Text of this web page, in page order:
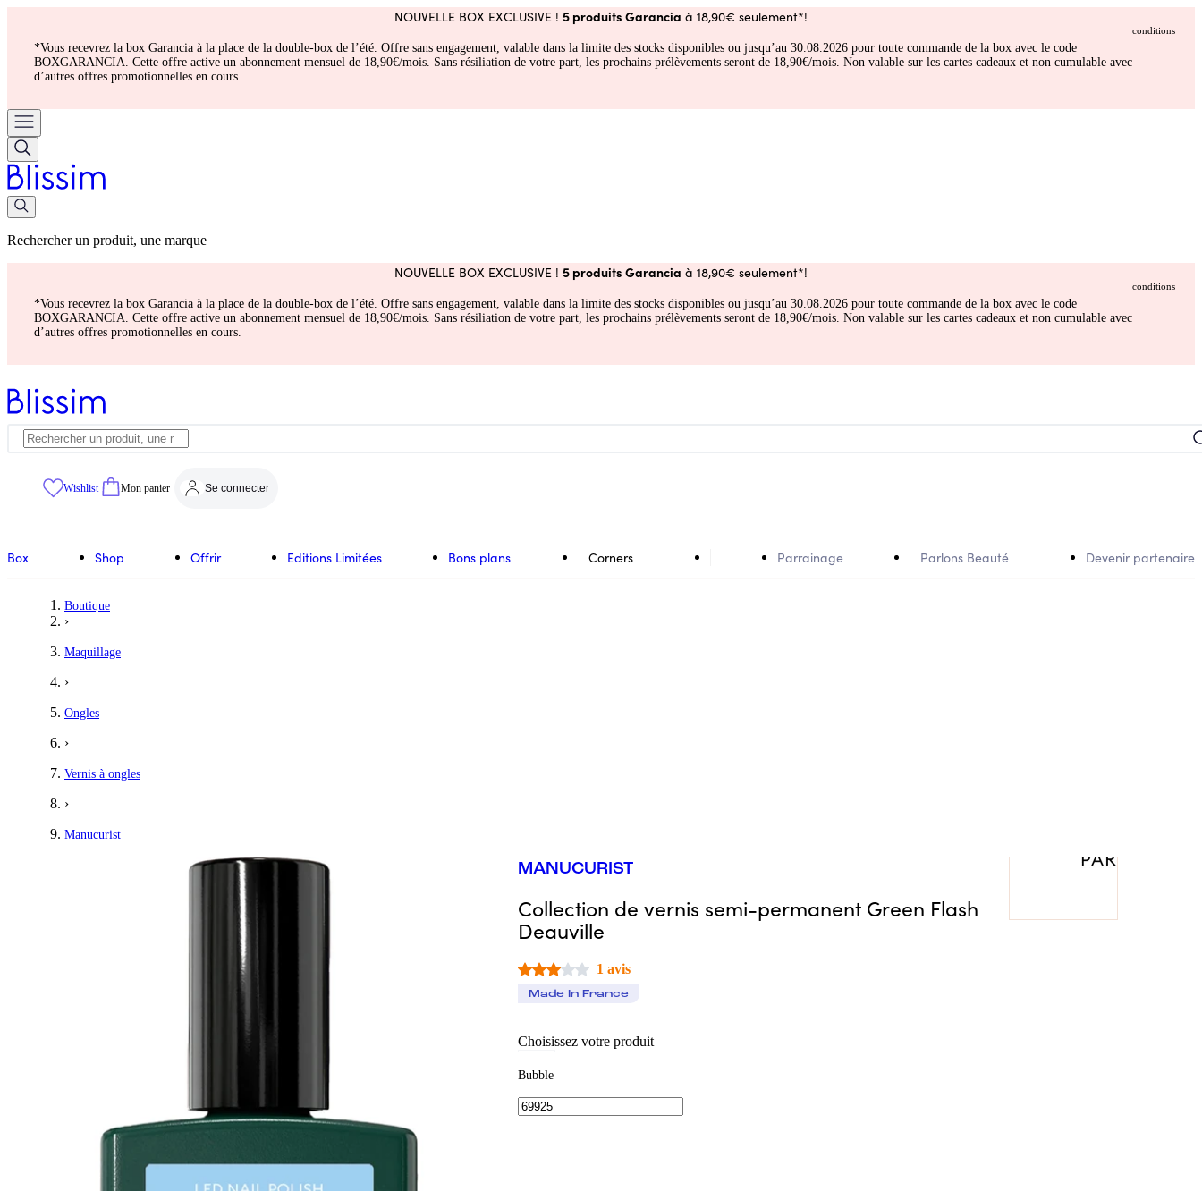
NOUVELLE BOX EXCLUSIVE ! 5 produits Garancia à 18,90€ seulement*!
conditions
*Vous recevrez la box Garancia à la place de la double-box de l’été. Offre sans engagement, valable dans la limite des stocks disponibles ou jusqu’au 30.08.2026 pour toute commande de la box avec le code
BOXGARANCIA. Cette offre active un abonnement mensuel de 18,90€/mois. Sans résiliation de votre part, les prochains prélèvements seront de 18,90€/mois. Non valable sur les cartes cadeaux et non cumulable avec
d’autres offres promotionnelles en cours.
Rechercher un produit, une marque
NOUVELLE BOX EXCLUSIVE ! 5 produits Garancia à 18,90€ seulement*!
conditions
*Vous recevrez la box Garancia à la place de la double-box de l’été. Offre sans engagement, valable dans la limite des stocks disponibles ou jusqu’au 30.08.2026 pour toute commande de la box avec le code
BOXGARANCIA. Cette offre active un abonnement mensuel de 18,90€/mois. Sans résiliation de votre part, les prochains prélèvements seront de 18,90€/mois. Non valable sur les cartes cadeaux et non cumulable avec
d’autres offres promotionnelles en cours.
Wishlist Mon panier Se connecter
Box Shop Offrir Editions Limitées Bons plans Corners Parrainage Parlons Beauté Devenir partenaire
Boutique
›
Maquillage
›
Ongles
›
Vernis à ongles
›
Manucurist
MANUCURIST
Collection de vernis semi-permanent Green Flash
Deauville
1 avis
Made In France
Choisissez votre produit
Bubble